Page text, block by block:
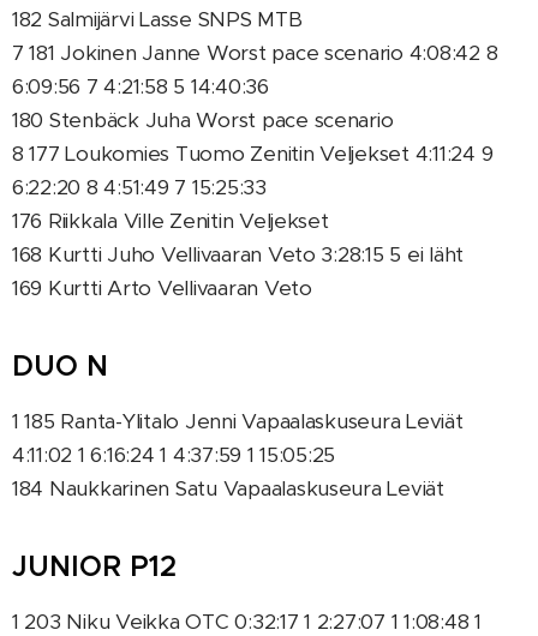
182 Salmijärvi Lasse SNPS MTB
7 181 Jokinen Janne Worst pace scenario 4:08:42 8
6:09:56 7 4:21:58 5 14:40:36
180 Stenbäck Juha Worst pace scenario
8 177 Loukomies Tuomo Zenitin Veljekset 4:11:24 9
6:22:20 8 4:51:49 7 15:25:33
176 Riikkala Ville Zenitin Veljekset
168 Kurtti Juho Vellivaaran Veto 3:28:15 5 ei läht
169 Kurtti Arto Vellivaaran Veto
DUO N
1 185 Ranta-Ylitalo Jenni Vapaalaskuseura Leviät
4:11:02 1 6:16:24 1 4:37:59 1 15:05:25
184 Naukkarinen Satu Vapaalaskuseura Leviät
JUNIOR P12
1 203 Niku Veikka OTC 0:32:17 1 2:27:07 1 1:08:48 1